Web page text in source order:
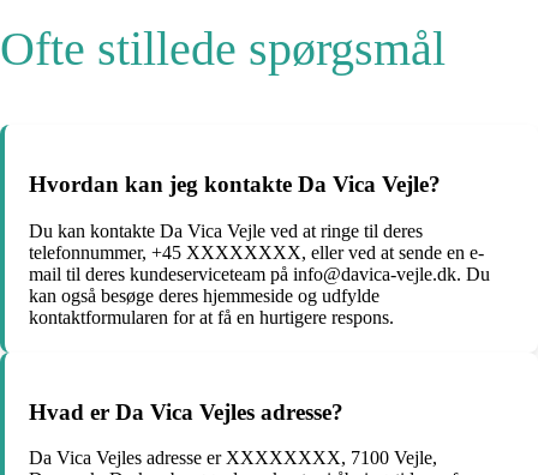
Ofte stillede spørgsmål
Hvordan kan jeg kontakte Da Vica Vejle?
Du kan kontakte Da Vica Vejle ved at ringe til deres
telefonnummer, +45 XXXXXXXX, eller ved at sende en e-
mail til deres kundeserviceteam på info@davica-vejle.dk. Du
kan også besøge deres hjemmeside og udfylde
kontaktformularen for at få en hurtigere respons.
Hvad er Da Vica Vejles adresse?
Da Vica Vejles adresse er XXXXXXXX, 7100 Vejle,